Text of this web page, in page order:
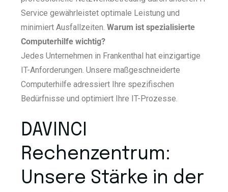
Service gewährleistet optimale Leistung und
minimiert Ausfallzeiten.Warum ist spezialisierte
Computerhilfe wichtig?
Jedes Unternehmen in Frankenthal hat einzigartige
IT-Anforderungen. Unsere maßgeschneiderte
Computerhilfe adressiert Ihre spezifischen
Bedürfnisse und optimiert Ihre IT-Prozesse.
DAVINCI
Rechenzentrum:
Unsere Stärke in der